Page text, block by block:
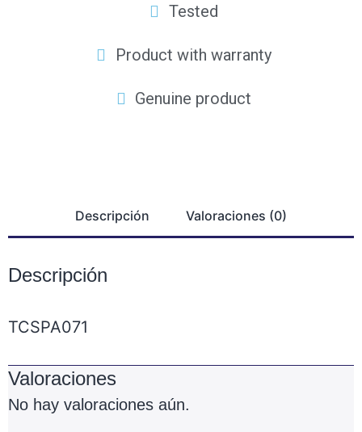
Tested
Product with warranty
Genuine product
Descripción Valoraciones (0)
Descripción
TCSPA071
Valoraciones
No hay valoraciones aún.